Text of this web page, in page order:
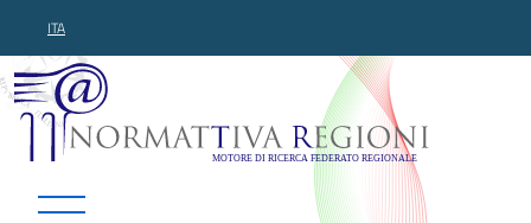
ITA
Normattiva Regioni -